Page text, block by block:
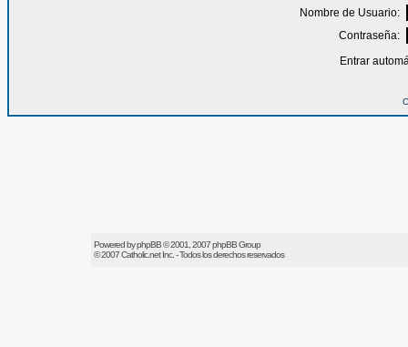
Nombre de Usuario:
Contraseña:
Entrar
Powered byphpBB© 2001, 2007 phpBB Group
© 2007Catholic.netInc. - Todos los derechos reservados